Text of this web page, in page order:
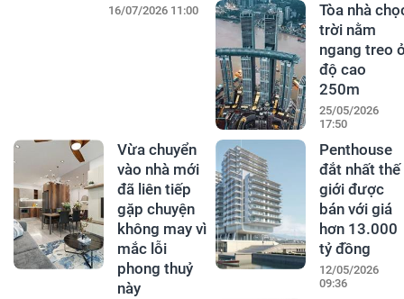
16/07/2026 11:00
Tòa nhà
trời nằm
ngang treo
độ cao
250m
25/05/2026
17:50
Vừa chuyển
vào nhà mới
đã liên tiếp
gặp chuyện
không may vì
mắc lỗi
phong thuỷ
này
Penthouse
đắt nhất thế
giới được
bán với giá
hơn 13.000
tỷ đồng
12/05/2026
09:36